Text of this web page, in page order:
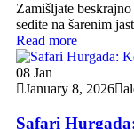
Zamišljate
sedite na šarenim
Read more
08 Jan
January 8, 2026
Safari